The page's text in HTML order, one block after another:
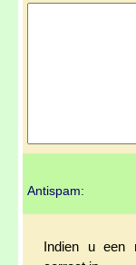
Antispam:
Indien u een